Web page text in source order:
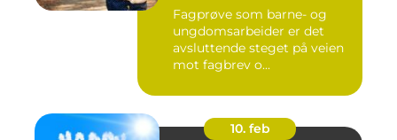
ungdomsarbeider?
Fagprøve som barne- og
ungdomsarbeider er det
avsluttende steget på veien
mot fagbrev o...
10. feb